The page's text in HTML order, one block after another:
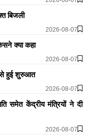
बिजली
2026-08-07
क्या कहा
2026-08-07
से हुई शुरुआत
2026-08-07
समेत केंद्रीय मंत्रियों ने दी
2026-08-07